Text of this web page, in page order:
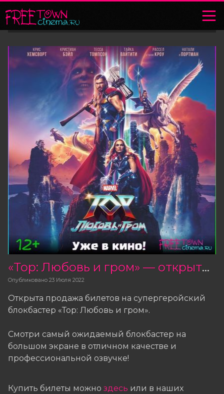
«Тор: Любовь и гром» — открыта продажа билетов
Опубликовано 23 Июля 2022
Открыта продажа билетов на супергеройский
блокбастер «Тор: Любовь и гром».
Смотри самый ожидаемый блокбастер на
большом экране в отличном качестве и
профессиональной озвучке!
Купить билеты можно здесь или в наших